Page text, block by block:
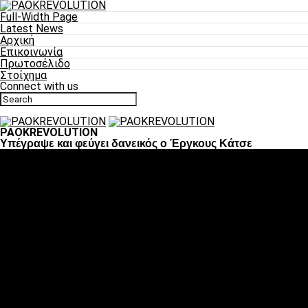
Full-Width Page
Latest News
Αρχική
Επικοινωνία
Πρωτοσέλιδο
Στοίχημα
Connect with us
PAOKREVOLUTION
Υπέγραψε και φεύγει δανεικός ο Έργκους Κάτσε